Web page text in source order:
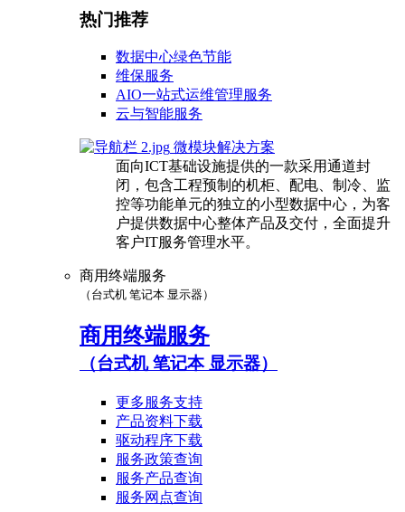
热门推荐
数据中心绿色节能
维保服务
AIO一站式运维管理服务
云与智能服务
微模块解决方案
面向ICT基础设施提供的一款采用通道封
闭，包含工程预制的机柜、配电、制冷、监
控等功能单元的独立的小型数据中心，为客
户提供数据中心整体产品及交付，全面提升
客户IT服务管理水平。
商用终端服务
（台式机 笔记本 显示器）
商用终端服务
（台式机 笔记本 显示器）
更多服务支持
产品资料下载
驱动程序下载
服务政策查询
服务产品查询
服务网点查询